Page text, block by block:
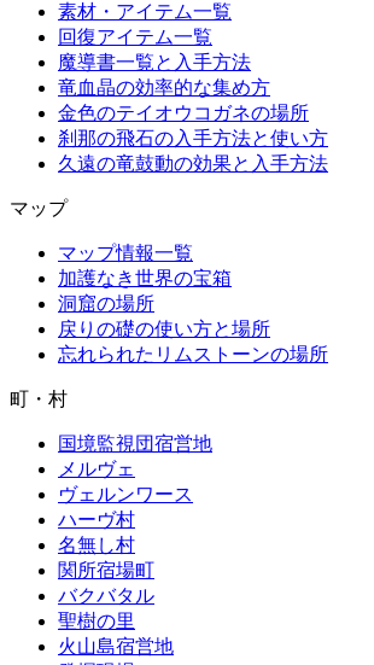
素材・アイテム一覧
回復アイテム一覧
魔導書一覧と入手方法
竜血晶の効率的な集め方
金色のテイオウコガネの場所
刹那の飛石の入手方法と使い方
久遠の竜鼓動の効果と入手方法
マップ
マップ情報一覧
加護なき世界の宝箱
洞窟の場所
戻りの礎の使い方と場所
忘れられたリムストーンの場所
町・村
国境監視団宿営地
メルヴェ
ヴェルンワース
ハーヴ村
名無し村
関所宿場町
バクバタル
聖樹の里
火山島宿営地